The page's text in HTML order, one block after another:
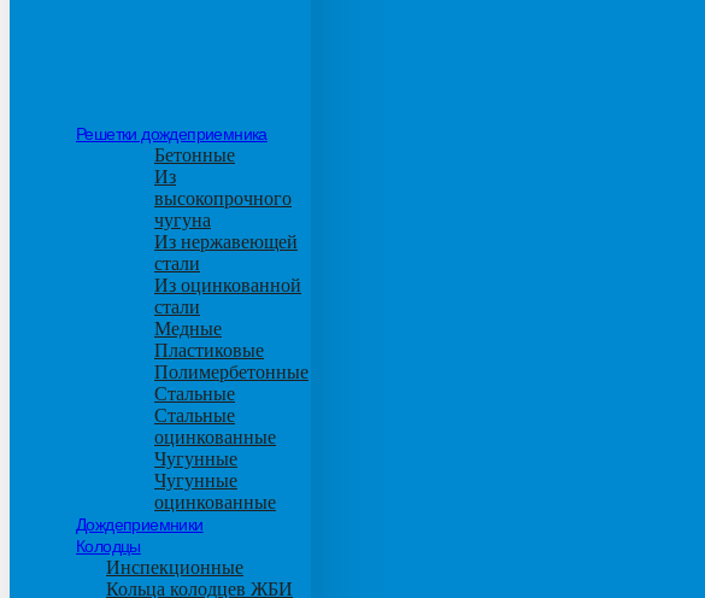
Решетки дождеприемника
Бетонные
Из
высокопрочного
чугуна
Из нержавеющей
стали
Из оцинкованной
стали
Медные
Пластиковые
Полимербетонные
Стальные
Стальные
оцинкованные
Чугунные
Чугунные
оцинкованные
Дождеприемники
Колодцы
Инспекционные
Кольца колодцев ЖБИ